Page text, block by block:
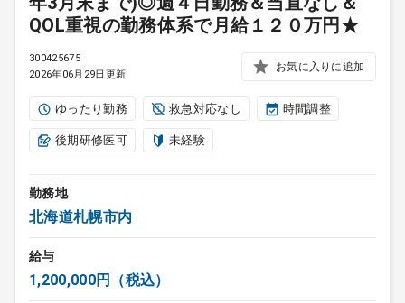
QOL重視の勤務体系で月給１２０万円★
300425675
2026年06月29日更新
お気に入りに追加
ゆったり勤務 救急対応なし 時間調整
後期研修医可 未経験
勤務地
北海道札幌市内
給与
1,200,000円（税込）